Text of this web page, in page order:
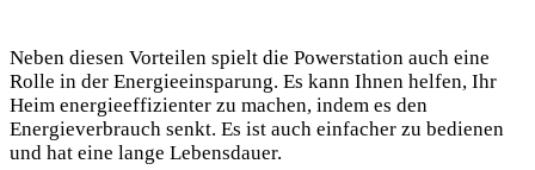
Neben diesen Vorteilen spielt die Powerstation auch eine
Rolle in der Energieeinsparung. Es kann Ihnen helfen, Ihr
Heim energieeffizienter zu machen, indem es den
Energieverbrauch senkt. Es ist auch einfacher zu bedienen
und hat eine lange Lebensdauer.